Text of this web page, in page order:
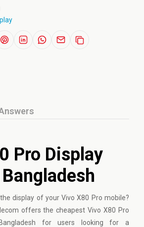
Pro Display
display of your Vivo X80 Pro mobile?
offers the cheapest Vivo X80 Pro
for users looking for a